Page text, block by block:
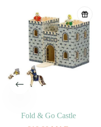
Fold & Go Castle